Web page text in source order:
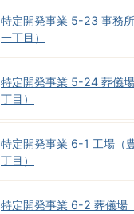
特定開発事業 5-23 事務
一丁目）
特定開発事業 5-24 葬儀
丁目）
特定開発事業 6-1 工場（
丁目）
特定開発事業 6-2 葬儀場